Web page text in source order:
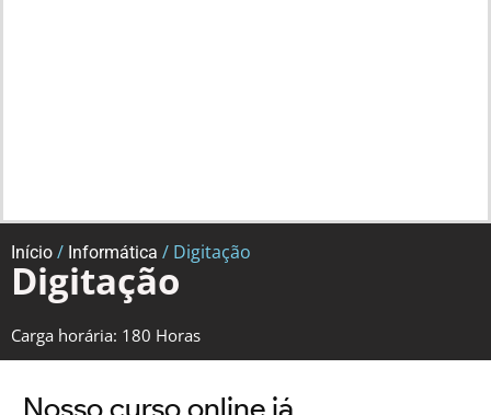
Início / Informática / Digitação
Digitação
Carga horária: 180 Horas
Nosso curso online já